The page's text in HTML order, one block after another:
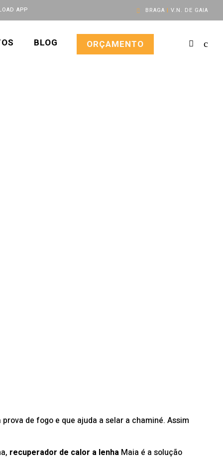
BRAGA | V.N. DE GAIA
APP
BLOG ORÇAMENTO
de fogo e que ajuda a selar a chaminé. Assim
recuperador de calor a lenha Maia é a solução